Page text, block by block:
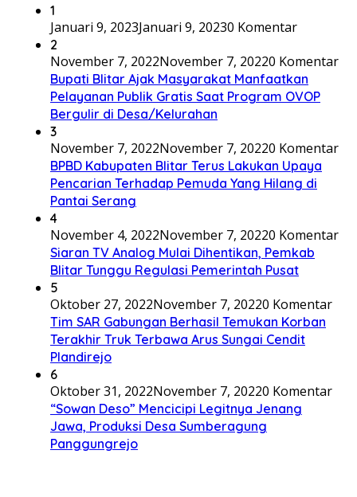
1
Januari 9, 2023Januari 9, 20230 Komentar
2
November 7, 2022November 7, 20220 Komentar
Bupati Blitar Ajak Masyarakat Manfaatkan
Pelayanan Publik Gratis Saat Program OVOP
Bergulir di Desa/Kelurahan
3
November 7, 2022November 7, 20220 Komentar
BPBD Kabupaten Blitar Terus Lakukan Upaya
Pencarian Terhadap Pemuda Yang Hilang di
Pantai Serang
4
November 4, 2022November 7, 20220 Komentar
Siaran TV Analog Mulai Dihentikan, Pemkab
Blitar Tunggu Regulasi Pemerintah Pusat
5
Oktober 27, 2022November 7, 20220 Komentar
Tim SAR Gabungan Berhasil Temukan Korban
Terakhir Truk Terbawa Arus Sungai Cendit
Plandirejo
6
Oktober 31, 2022November 7, 20220 Komentar
“Sowan Deso” Mencicipi Legitnya Jenang
Jawa, Produksi Desa Sumberagung
Panggungrejo